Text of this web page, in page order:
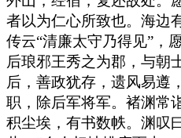
者以为仁心所致也。海边
传云“清廉太守乃得见”，
后琅邪王秀之为郡，与朝
后，善政犹存，遗风易遵
职，除后军将军。褚渊常
积尘埃，有书数帙。渊叹